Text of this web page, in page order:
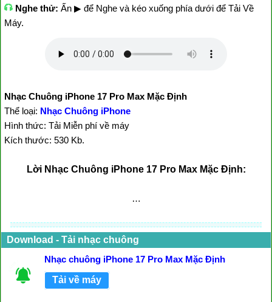
Nghe thử: Ấn ▶ để Nghe và kéo xuống phía dưới để Tải Về
Máy.
Nhạc Chuông iPhone 17 Pro Max Mặc Định
Thể loại: Nhạc Chuông iPhone
Hình thức: Tải Miễn phí về máy
Kích thước: 530 Kb.
Lời Nhạc Chuông iPhone 17 Pro Max Mặc Định:
…
Download - Tải nhạc chuông
Nhạc chuông iPhone 17 Pro Max Mặc Định
Tải về máy